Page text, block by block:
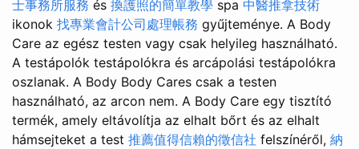
士事務所服務 és 換護照的簡單教學 spa 中醫推拿技術
ikonok 找專業會計公司處理帳務 gyűjteménye. A Body
Care az egész testen vagy csak helyileg használható.
A testápolók testápolókra és arcápolási testápolókra
oszlanak. A Body Body Cares csak a testen
használható, az arcon nem. A Body Care egy tisztító
termék, amely eltávolítja az elhalt bőrt és az elhalt
hámsejteket a test 推薦值得信賴的徵信社 felszínéről, 納